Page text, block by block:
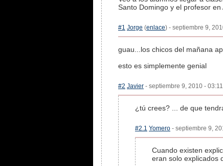
Santo Domingo y el profesor en
#1 Jorge (enlace) - septiembre 9,
guau...los chicos del mañana
esto es simplemente genial
#2 Javier - septiembre 9, 2010 -
¿tú crees? ... de que
#2.1 Yomero - septiembre 9,
Cuando existen
eran solo explicados